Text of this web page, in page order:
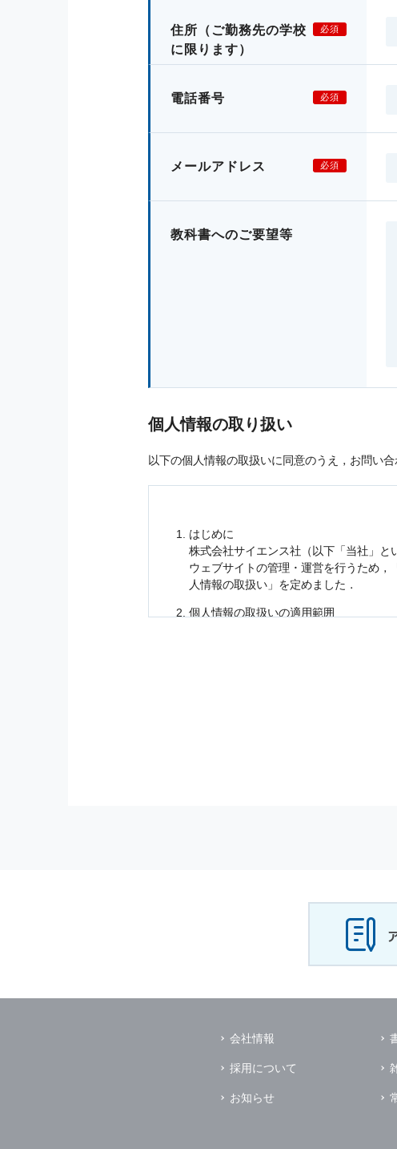
住所 （ご勤務先の学校
に限ります）
必須
電話番号 必須
メールアドレス 必須
教科書へのご要望等
個人情報の取り扱い
以下の個人情報の取扱いに同意のうえ，お問い合
はじめに
株式会社サイエンス社（以下「当社」と
ウェブサイトの管理・運営を行うため
人情報の取扱い」を定めました．
個人情報の取扱いの適用範囲
の他に，以下の各号に定める目的のた
本サービスの提供または以下に定める
の正確性及び安全性を確
破壊，改ざんなどに対しては，合理的
を含む適切な対策を速やかに講じます．
の預託について
その場合は，業務委託先の適切な管理及
個人情報の第三者への開示
当社は，個人情報 を本人の許可無く他
ただし，以下に該当する場合はその限り
（1） 情報提供について本人の同意があ
会社情報
採用について
お知らせ